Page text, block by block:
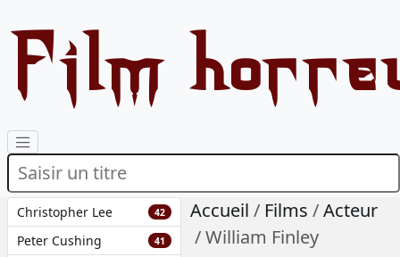
Film
Christopher Lee 42
Peter Cushing 41
Accueil Films
Acteur
William Finley